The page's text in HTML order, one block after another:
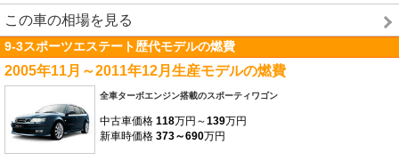
この車の相場を見る
9-3スポーツエステート歴代モデルの燃費
2005年11月～2011年12月生産モデルの燃費
全車ターボエンジン搭載のスポーティワゴン
中古車価格 118万円～139万円
新車時価格 373～690万円